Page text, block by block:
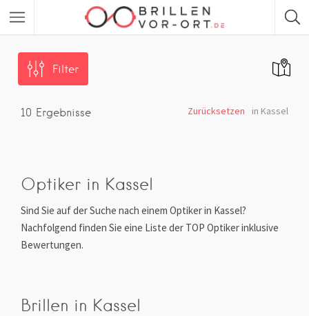
Filter
10 Ergebnisse in Kassel
Zurücksetzen
Optiker in Kassel
Sind Sie auf der Suche nach einem Optiker in Kassel?
Nachfolgend finden Sie eine Liste der TOP Optiker inklusive
Bewertungen.
Brillen in Kassel